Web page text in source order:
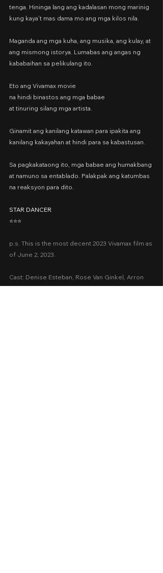
tenga. Hininga lang ang kadalasan mong marinig
kung kaya’t mas dama mo ang mga kilos nila.
Maganda ang mga kuha, ang musika, ang kulay, at
ang mismong istorya. Lumabas ang angas ng
kababaihan sa pelikulang ito.
Eto ang Vivamax movie
na hindi binastos ang mga babae
at tinuring silang mga artista.
Ginamit ang kanilang katawan para ipakita ang
kanilang kakayahan at hindi para sa kabastusan.
Sa pagkakataong ito, mga babae ang humakbang
at namuno sa entablado. Palakpak ang katumbas
na reaksyon para dito.
STAR DANCER
⭐️⭐⭐️
p.s. This is the most decent 2023 Vivamax film as
of June 2, 2023.
Cast: Denise Esteban, Rose Van Ginkel, Arron
Villaflor, Karl Aquino, Billy Villeta, PJ Rosario,